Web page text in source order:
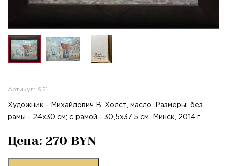
Артикул: 921
Художник - Михайлович В. Холст, масло. Размеры: без
рамы - 24х30 см; с рамой - 30,5х37,5 см. Минск, 2014 г.
Цена: 270 BYN